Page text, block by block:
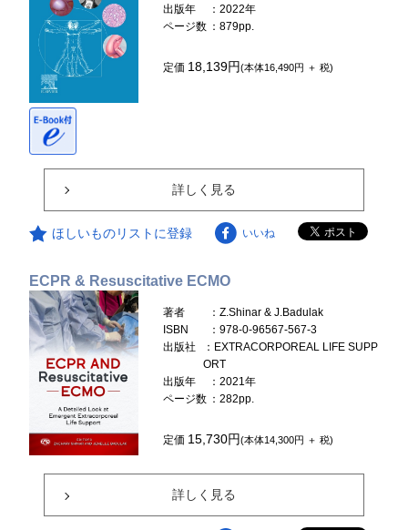
出版年
：2022年
ページ数 ：879pp.
定価 18,139円(本体16,490円 ＋ 税)
詳しく見る
ほしいものリストに登録 いいね
ECPR & Resuscitative ECMO
著者
：Z.Shinar & J.Badulak
ISBN
：978-0-96567-567-3
出版社
：EXTRACORPOREAL LIFE SUPP
ORT
出版年
：2021年
ページ数 ：282pp.
定価 15,730円(本体14,300円 ＋ 税)
詳しく見る